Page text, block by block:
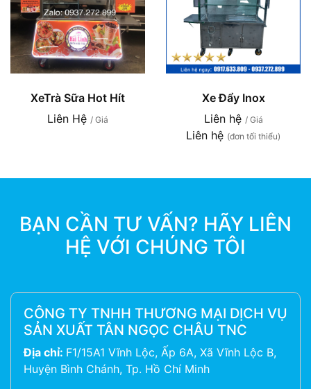
XeTrà Sữa Hot Hít
Liên Hệ / Giá
Xe Đẩy Inox
Liên hệ / Giá
Liên hệ (đơn tối thiểu)
BẠN CẦN TƯ VẤN? HÃY LIÊN
HỆ VỚI CHÚNG TÔI
CÔNG TY TNHH THƯƠNG MẠI DỊCH VỤ
SẢN XUẤT TÂN NGỌC CHÂU TNC
Địa chỉ: F1/15A1 Vĩnh Lộc, Ấp 6A, Xã Vĩnh Lộc B,
Huyện Bình Chánh, Tp. Hồ Chí Minh